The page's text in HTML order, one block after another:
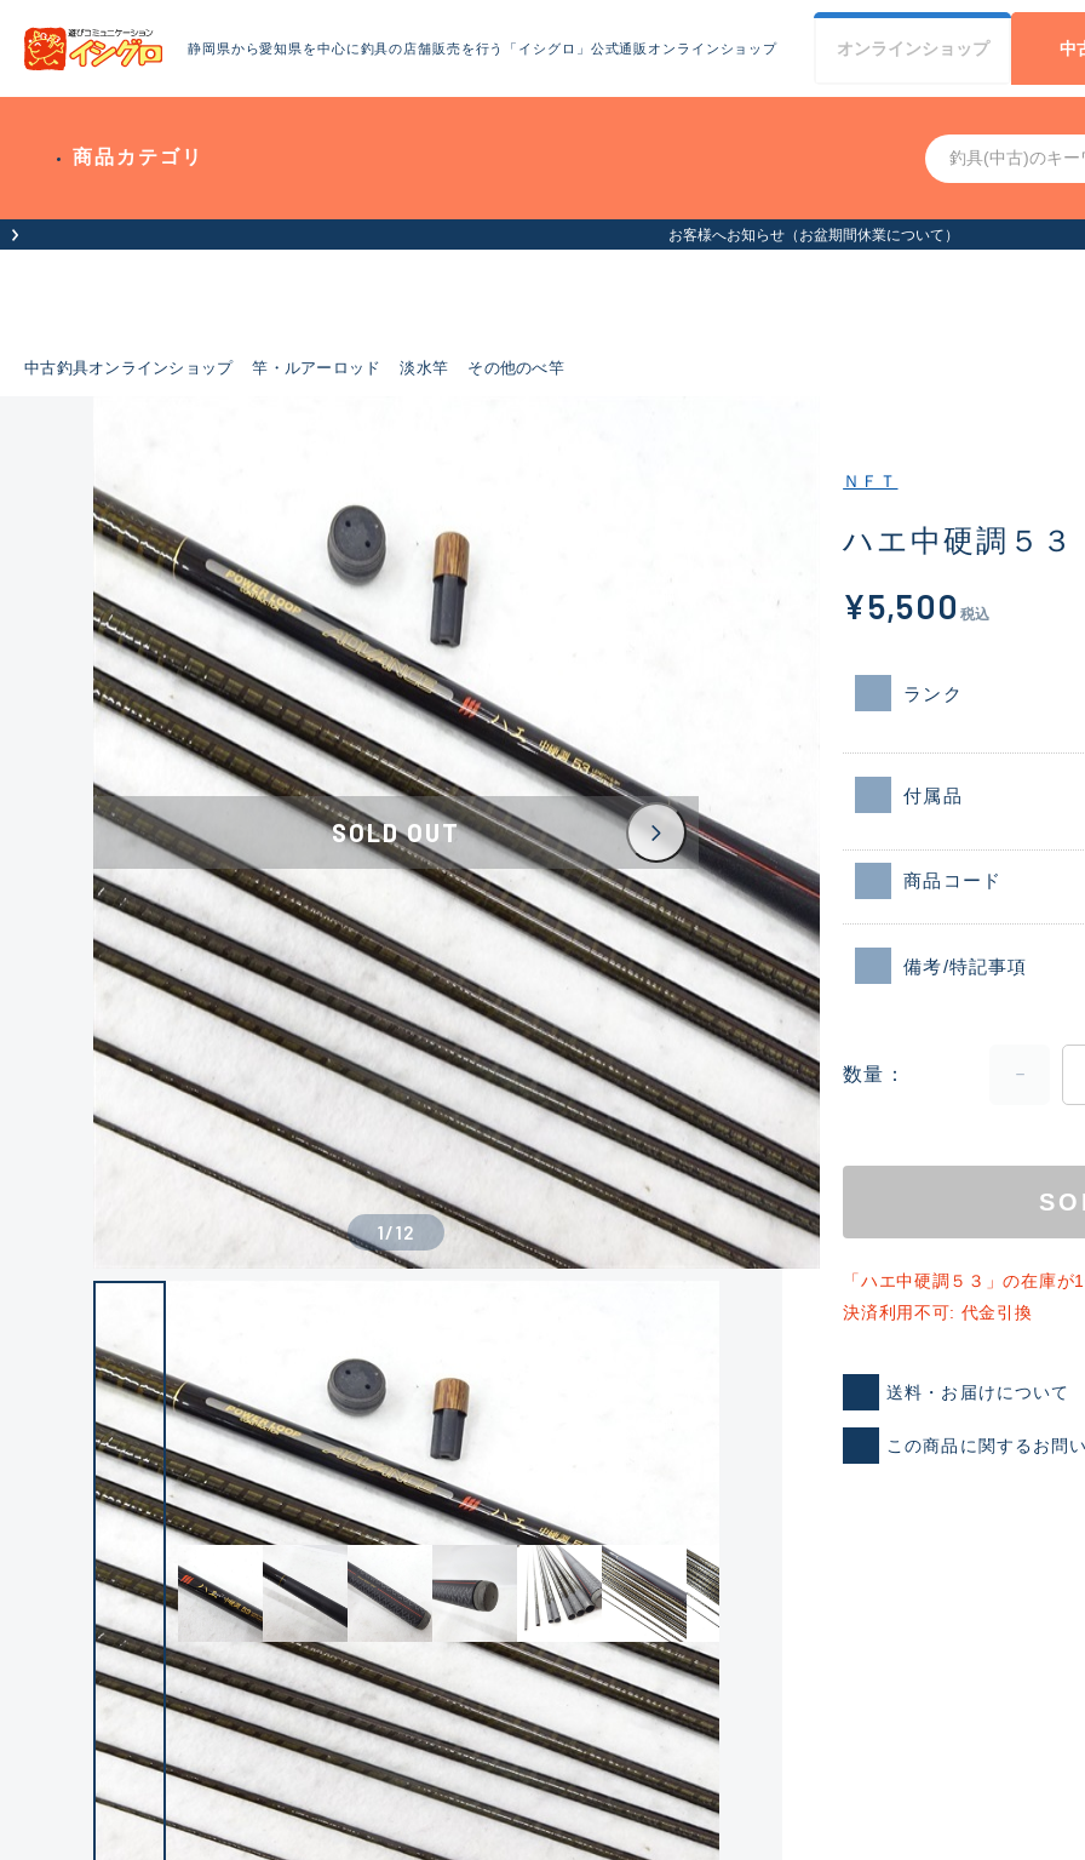
静岡県から愛知県を中心に釣具の店舗販売を行う「イシグロ」公式通販オンラインショップ オンラインショップ 中
商品カテゴリ
お客様へお知らせ（お盆期間休業について）
中古釣具オンラインショップ 竿・ルアーロッド 淡水竿 その他のべ竿
良
新古品（メーカー問屋から
SOLD OUT
1/12
ＮＦＴ
ハエ中硬調５３
¥5,500 税込
ランク
付属品
商品コード
備考/特記事項
数量
「ハエ中硬調５３」の在庫が
決済利用不可: 代金引換
送料・お届けについて
この商品に関するお問